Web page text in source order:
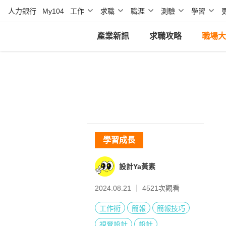
人力銀行 My104 工作 求職 職涯 測驗 學習
產業新訊 求職攻略 職場
學習成長
設計Ya黃素
2024.08.21 ｜ 4521次觀看
工作術 簡報
簡報技巧